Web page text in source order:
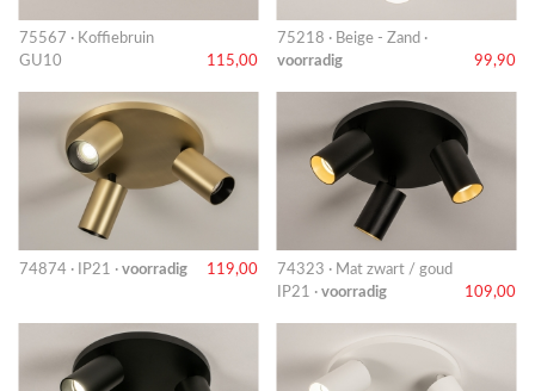
75567 · Koffiebruin
GU10
115,00
75218 · Beige - Zand ·
voorradig
99,90
74874 · IP21 · voorradig 119,00
74323 · Mat zwart / goud
IP21 · voorradig 109,00